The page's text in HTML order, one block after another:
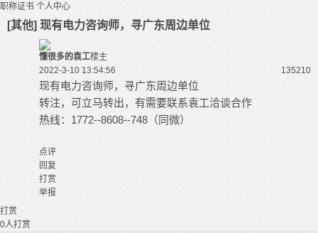
职称证书 个人中心
[其他] 现有电力咨询师，寻广东周边单位
懂很多的袁工楼主
2022-3-10 13:54:56
135210
现有电力咨询师，寻广东周边单位
转注，可立马转出，有需要联系袁工洽谈合作
热线：1772--8608--748（同微）
点评
回复
打赏
举报
打赏
0人打赏